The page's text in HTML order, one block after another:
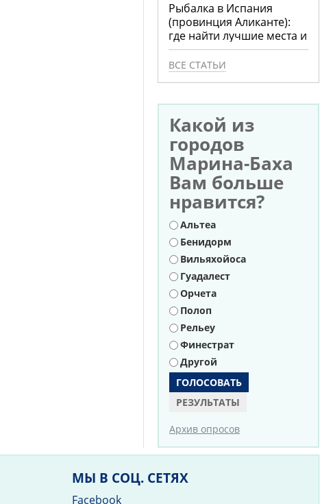
Рыбалка в Испания
(провинция Аликанте):
где найти лучшие места и
что ловить
ВСЕ СТАТЬИ
Какой из
городов
Марина-Баха
Вам больше
нравится?
Варианты
Альтеа
Бенидорм
Вильяхойоса
Гуадалест
Орчета
Полоп
Рельеу
Финестрат
Другой
РЕЗУЛЬТАТЫ
Архив опросов
МЫ В СОЦ. СЕТЯХ
Facebook